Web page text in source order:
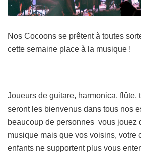
Nos Cocoons se prêtent à toutes
cette semaine place à la musique !
Joueurs de guitare, harmonica, flûte,
seront les bienvenus dans tous nos
beaucoup de personnes vous jouez
musique mais que vos voisins, votre
enfants ne supportent plus vous